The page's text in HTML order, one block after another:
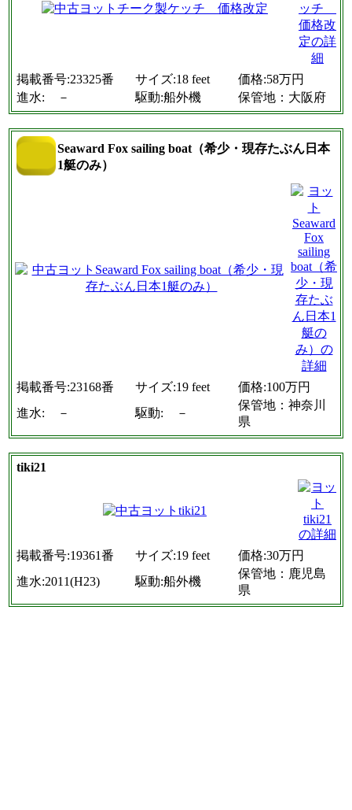
掲載番号:23325番 サイズ:18 feet
価格:58万円
進水: －
駆動:船外機 保管地：大阪府
Seaward Fox sailing boat（希少・現存たぶん日本
1艇のみ）
掲載番号:23168番 サイズ:19 feet
価格:100万円
進水: －
駆動: －
保管地：神奈川
県
tiki21
掲載番号:19361番 サイズ:19 feet
価格:30万円
進水:2011(H23)
駆動:船外機
保管地：鹿児島
県